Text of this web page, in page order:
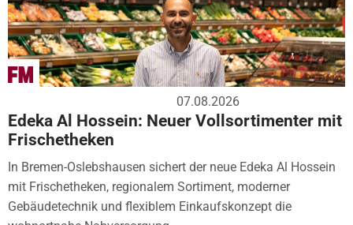
07.08.2026
Edeka Al Hossein: Neuer Vollsortimenter mit
Frischetheken
In Bremen-Oslebshausen sichert der neue Edeka Al Hossein
mit Frischetheken, regionalem Sortiment, moderner
Gebäudetechnik und flexiblem Einkaufskonzept die